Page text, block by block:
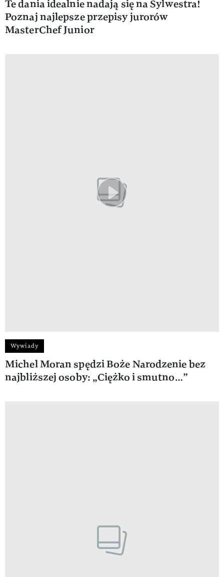
Te dania idealnie nadają się na Sylwestra!
Poznaj najlepsze przepisy jurorów
MasterChef Junior
Wywiady
Michel Moran spędzi Boże Narodzenie bez
najbliższej osoby: „Ciężko i smutno…”